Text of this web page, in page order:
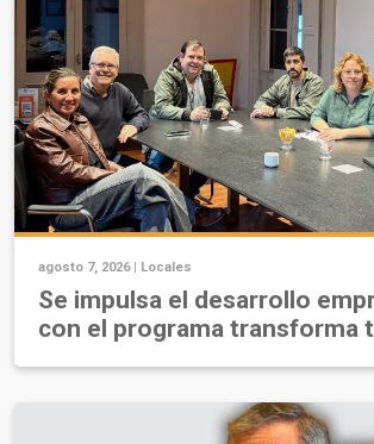
agosto 7, 2026 | Locales
Se impulsa el desarrollo
con el programa transforma